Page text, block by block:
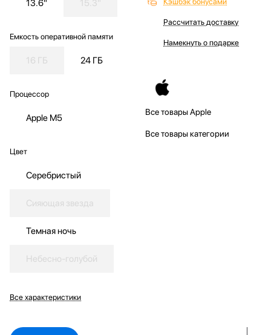
13.6" 15.3"
Емкость оперативной памяти
16 ГБ 24 ГБ
Процессор
Apple M5
Цвет
Серебристый
Сияющая звезда
Темная ночь
Небесно-голубой
Все характеристики
Рассчитать доставку
Намекнуть о подарке
Все товары Apple
Все товары категории